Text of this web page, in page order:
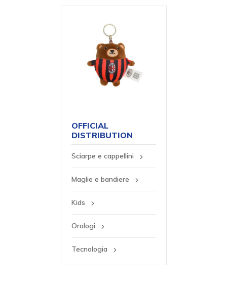
OFFICIAL
DISTRIBUTION
Sciarpe e cappellini
Maglie e bandiere
Kids
Orologi
Tecnologia